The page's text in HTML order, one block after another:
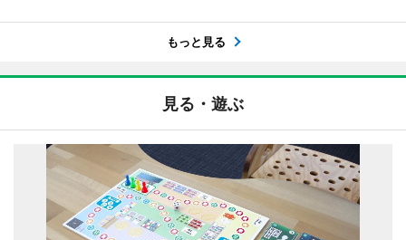
もっと見る
見る・遊ぶ